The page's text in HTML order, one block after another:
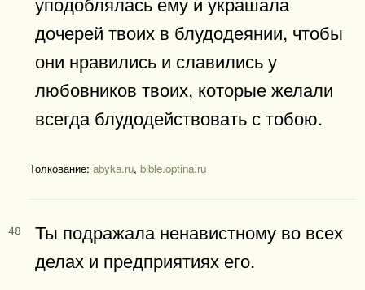
дочерей твоих в блудодеянии, чтобы
они нравились и славились у
любовников твоих, которые желали
всегда блудодействовать с тобою.
Толкование: abyka.ru, bible.optina.ru
48
Ты подражала ненавистному во всех
делах и предприятиях его.